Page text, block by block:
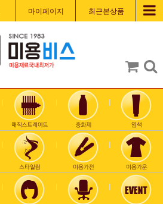
마이페이지 최근본상품